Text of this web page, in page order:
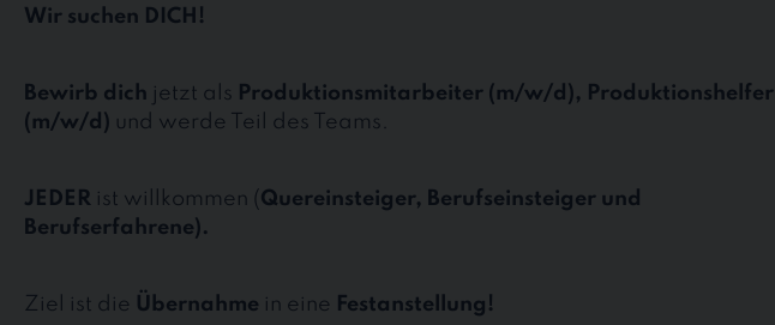
Wir suchen DICH!
Bewirb dich jetzt als Produktionsmitarbeiter (m/w/d), Produktionshelfer
(m/w/d) und werde Teil des Teams.
JEDER ist willkommen ( Quereinsteiger, Berufseinsteiger und
Berufserfahrene).
Ziel ist die Übernahme in eine Festanstellung!